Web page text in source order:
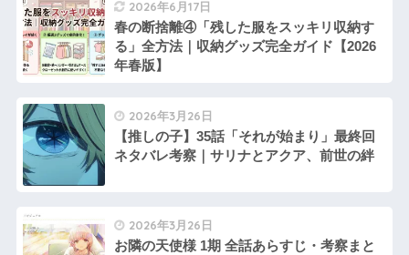
2026年6月17日
春の断捨離④「残した服をスッキリ収納す
る」全方法｜収納グッズ完全ガイド【2026
年春版】
2026年3月26日
【推しの子】35話「それが始まり」最終回
ネタバレ考察｜サリナとアクア、前世の絆
2026年3月26日
お隣の天使様 1期 全話あらすじ・考察まと